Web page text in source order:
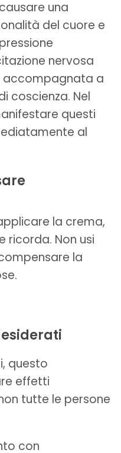
una
del cuore e
nervosa
accompagnata a
coscienza. Nel
questi
al
la crema,
ricorda. Non usi
la
questo
effetti
tutte le persone
con